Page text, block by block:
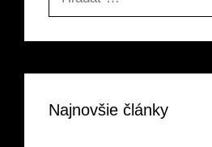
Najnovšie články